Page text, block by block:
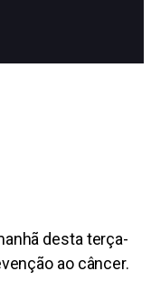
desta terça-
ao câncer.